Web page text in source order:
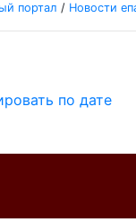
портал / Новости
по дате